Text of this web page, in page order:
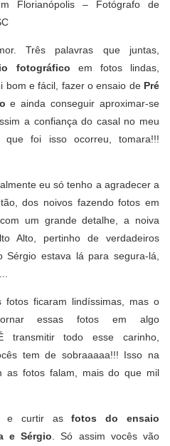
Florianópolis – Fotógrafo de
Três palavras que juntas,
fotográfico em fotos lindas,
bom e fácil, fazer o ensaio de Pré
e ainda conseguir aproximar-se
a confiança do casal no meu
que foi isso ocorreu, tomara!!!
eu só tenho a agradecer a
dos noivos fazendo fotos em
um grande detalhe, a noiva
Alto, pertinho de verdadeiros
estava lá para segura-lá,
ficaram lindíssimas, mas o
essas fotos em algo
transmitir todo esse carinho,
tem de sobraaaaa!!! Isso na
as fotos falam, mais do que mil
e curtir asfotos do ensaio
e Sérgio . Só assim vocês vão